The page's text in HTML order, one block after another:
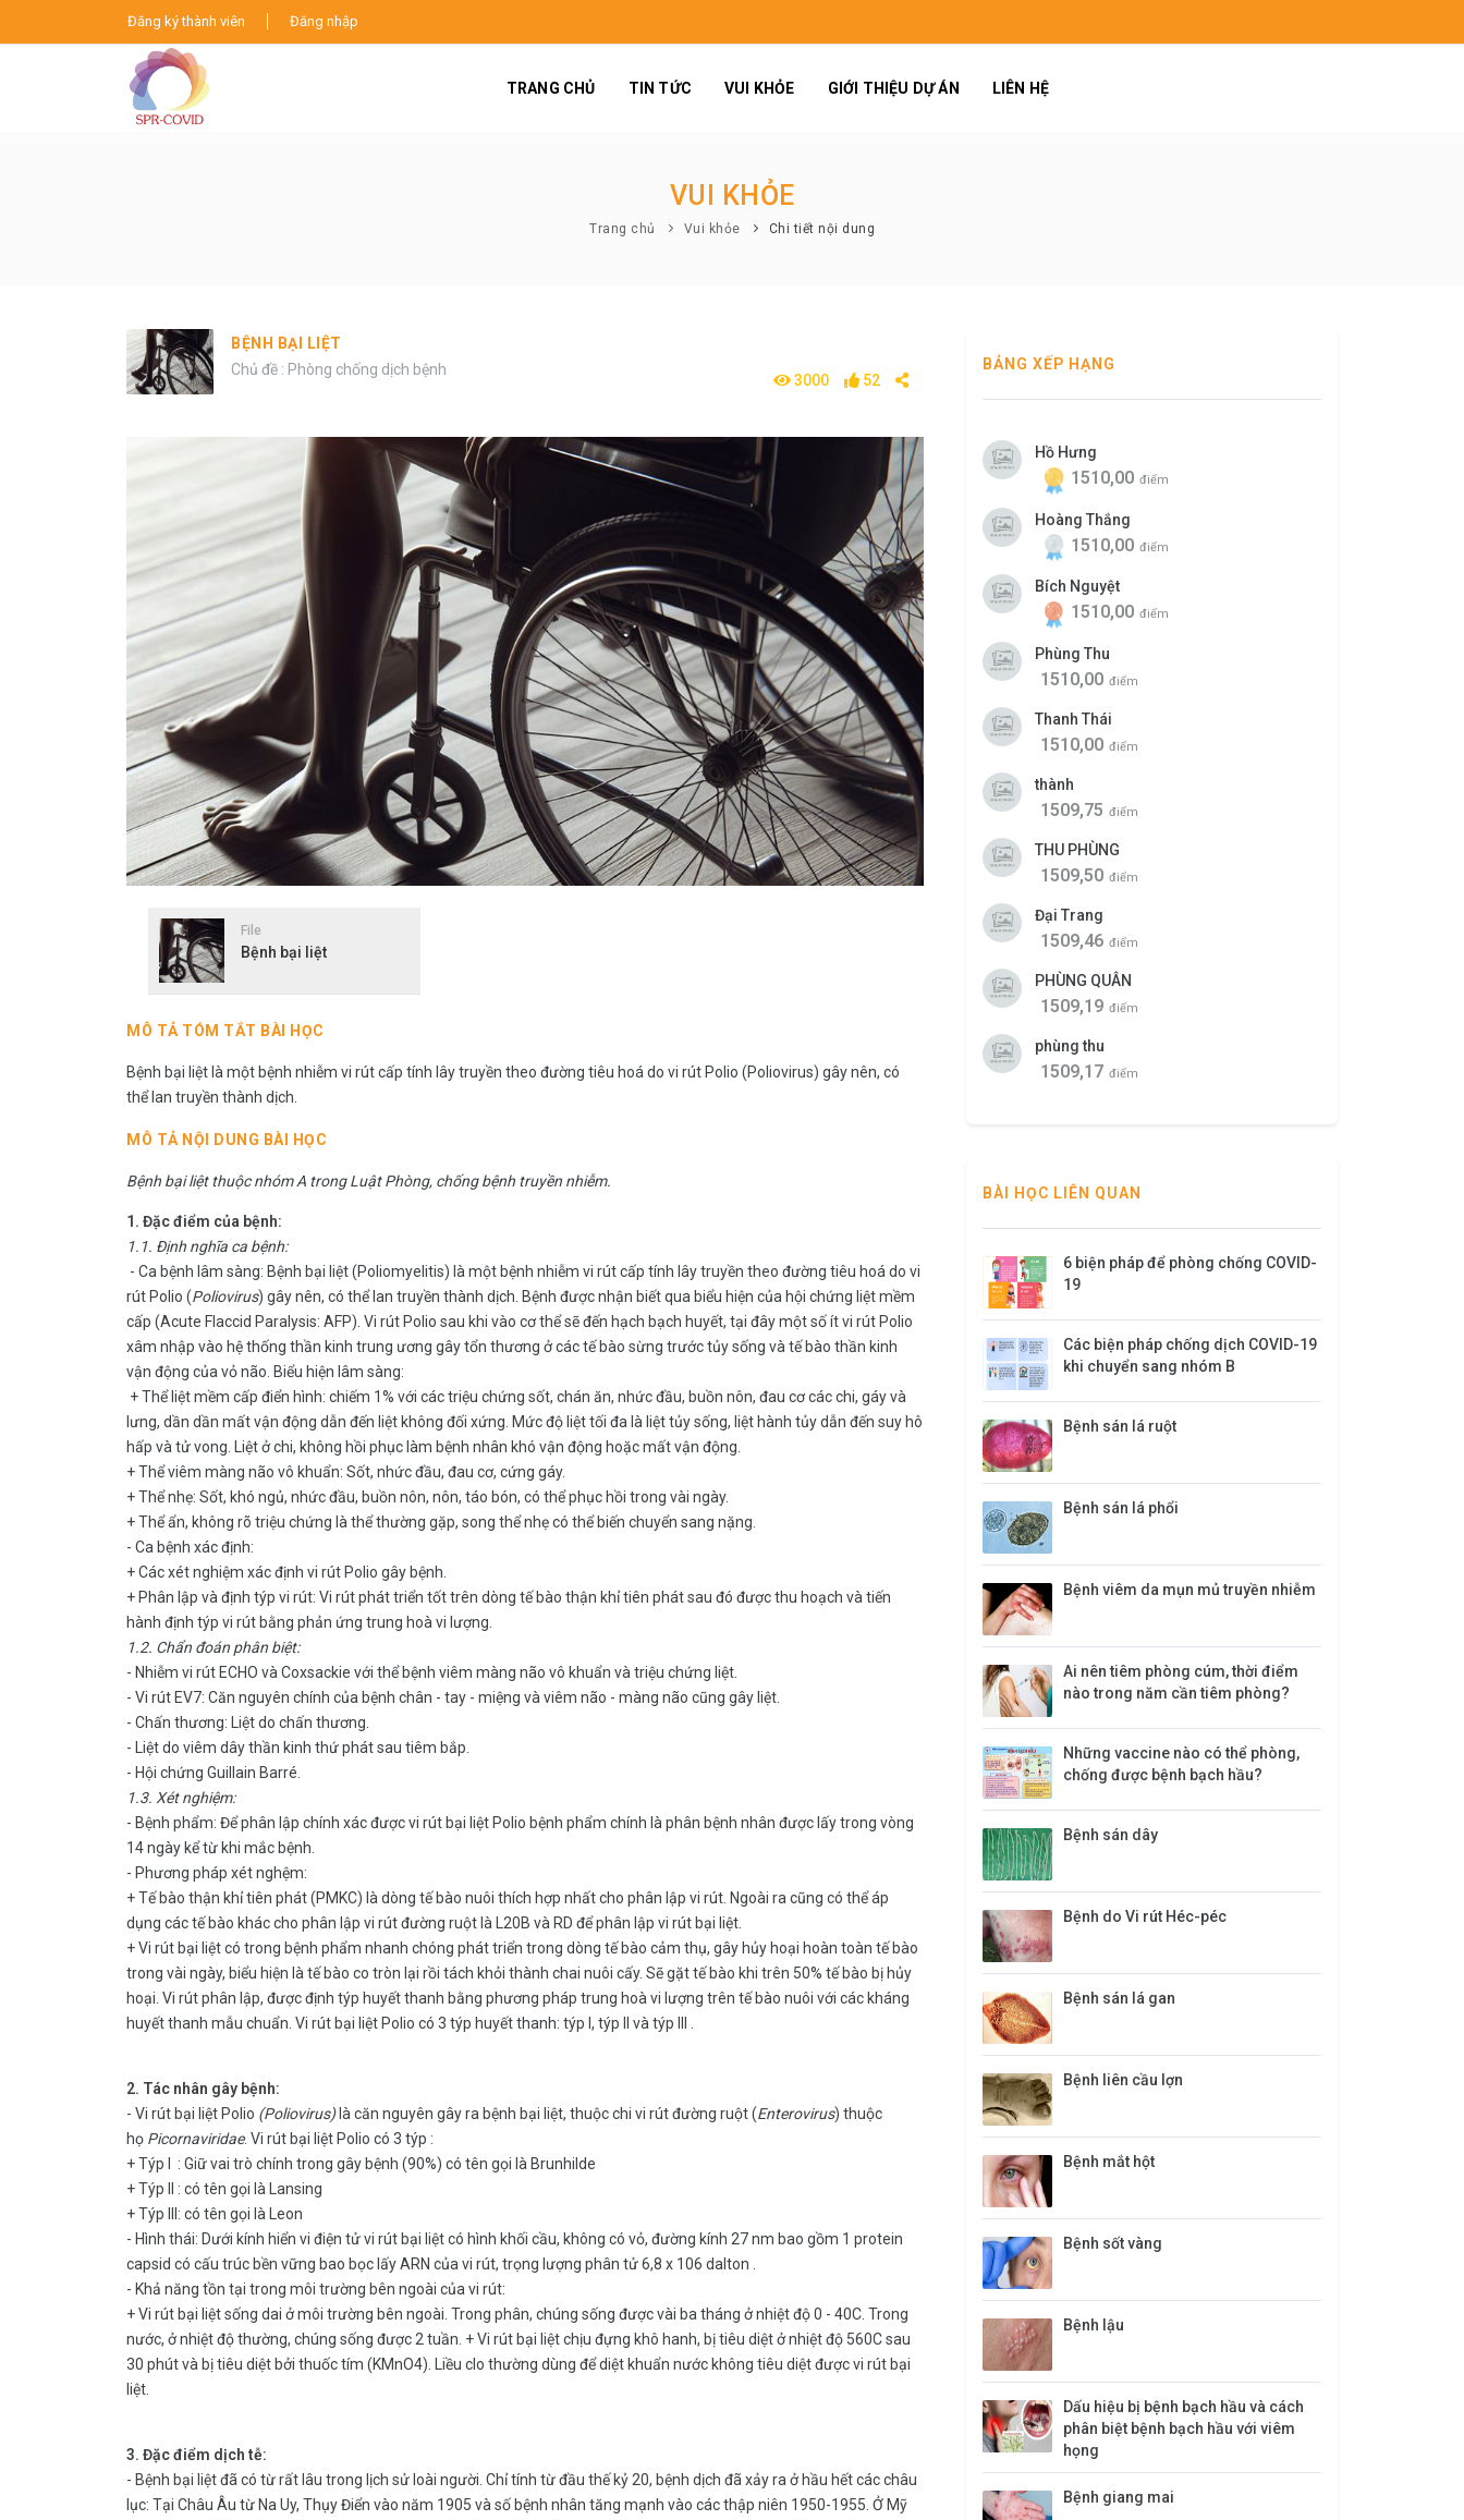
Đăng ký thành viên Đăng nhập
TRANG CHỦ TIN TỨC VUI KHỎE GIỚI THIỆU DỰ ÁN LIÊN HỆ
VUI KHỎE
Trang chủ Vui khỏe Chi tiết nội dung
BỆNH BẠI LIỆT
Chủ đề : Phòng chống dịch bệnh
3000 52
File
Bệnh bại liệt
MÔ TẢ TÓM TẮT BÀI HỌC
Bệnh bại liệt là một bệnh nhiễm vi rút cấp tính lây truyền theo đường tiêu hoá do vi rút Polio (Poliovirus) gây nên, có
thể lan truyền thành dịch.
MÔ TẢ NỘI DUNG BÀI HỌC
Bệnh bại liệt thuộc nhóm A trong Luật Phòng, chống bệnh truyền nhiễm.
1. Đặc điểm của bệnh:
1.1. Định nghĩa ca bệnh:
- Ca bệnh lâm sàng: Bệnh bại liệt (Poliomyelitis) là một bệnh nhiễm vi rút cấp tính lây truyền theo đường tiêu hoá do vi
rút Polio (Poliovirus) gây nên, có thể lan truyền thành dịch. Bệnh được nhận biết qua biểu hiện của hội chứng liệt mềm
cấp (Acute Flaccid Paralysis: AFP). Vi rút Polio sau khi vào cơ thể sẽ đến hạch bạch huyết, tại đây một số ít vi rút Polio
xâm nhập vào hệ thống thần kinh trung ương gây tổn thương ở các tế bào sừng trước tủy sống và tế bào thần kinh
vận động của vỏ não. Biểu hiện lâm sàng:
+ Thể liệt mềm cấp điển hình: chiếm 1% với các triệu chứng sốt, chán ăn, nhức đầu, buồn nôn, đau cơ các chi, gáy và
lưng, dần dần mất vận động dẫn đến liệt không đối xứng. Mức độ liệt tối đa là liệt tủy sống, liệt hành tủy dẫn đến suy hô
hấp và tử vong. Liệt ở chi, không hồi phục làm bệnh nhân khó vận động hoặc mất vận động.
+ Thể viêm màng não vô khuẩn: Sốt, nhức đầu, đau cơ, cứng gáy.
+ Thể nhẹ: Sốt, khó ngủ, nhức đầu, buồn nôn, nôn, táo bón, có thể phục hồi trong vài ngày.
+ Thể ẩn, không rõ triệu chứng là thể thường gặp, song thể nhẹ có thể biến chuyển sang nặng.
- Ca bệnh xác định:
+ Các xét nghiệm xác định vi rút Polio gây bệnh.
+ Phân lập và định týp vi rút: Vi rút phát triển tốt trên dòng tế bào thận khỉ tiên phát sau đó được thu hoạch và tiến
hành định týp vi rút bằng phản ứng trung hoà vi lượng.
1.2. Chẩn đoán phân biệt:
- Nhiễm vi rút ECHO và Coxsackie với thể bệnh viêm màng não vô khuẩn và triệu chứng liệt.
- Vi rút EV7: Căn nguyên chính của bệnh chân - tay - miệng và viêm não - màng não cũng gây liệt.
- Chấn thương: Liệt do chấn thương.
- Liệt do viêm dây thần kinh thứ phát sau tiêm bắp.
- Hội chứng Guillain Barré.
1.3. Xét nghiệm:
- Bệnh phẩm: Để phân lập chính xác được vi rút bại liệt Polio bệnh phẩm chính là phân bệnh nhân được lấy trong vòng
14 ngày kể từ khi mắc bệnh.
- Phương pháp xét nghệm:
+ Tế bào thận khỉ tiên phát (PMKC) là dòng tế bào nuôi thích hợp nhất cho phân lập vi rút. Ngoài ra cũng có thể áp
dụng các tế bào khác cho phân lập vi rút đường ruột là L20B và RD để phân lập vi rút bại liệt.
+ Vi rút bại liệt có trong bệnh phẩm nhanh chóng phát triển trong dòng tế bào cảm thụ, gây hủy hoại hoàn toàn tế bào
trong vài ngày, biểu hiện là tế bào co tròn lại rồi tách khỏi thành chai nuôi cấy. Sẽ gặt tế bào khi trên 50% tế bào bị hủy
hoại. Vi rút phân lập, được định týp huyết thanh bằng phương pháp trung hoà vi lượng trên tế bào nuôi với các kháng
huyết thanh mẫu chuẩn. Vi rút bại liệt Polio có 3 týp huyết thanh: týp I, týp II và týp III .
2. Tác nhân gây bệnh:
- Vi rút bại liệt Polio (Poliovirus)là căn nguyên gây ra bệnh bại liệt, thuộc chi vi rút đường ruột (Enterovirus) thuộc
họ Picornaviridae. Vi rút bại liệt Polio có 3 týp :
+ Týp I : Giữ vai trò chính trong gây bệnh (90%) có tên gọi là Brunhilde
+ Týp II : có tên gọi là Lansing
+ Týp III: có tên gọi là Leon
- Hình thái: Dưới kính hiển vi điện tử vi rút bại liệt có hình khối cầu, không có vỏ, đường kính 27 nm bao gồm 1 protein
capsid có cấu trúc bền vững bao bọc lấy ARN của vi rút, trọng lượng phân tử 6,8 x 106 dalton .
- Khả năng tồn tại trong môi trường bên ngoài của vi rút:
+ Vi rút bại liệt sống dai ở môi trường bên ngoài. Trong phân, chúng sống được vài ba tháng ở nhiệt độ 0 - 40C. Trong
nước, ở nhiệt độ thường, chúng sống được 2 tuần. + Vi rút bại liệt chịu đựng khô hanh, bị tiêu diệt ở nhiệt độ 560C sau
30 phút và bị tiêu diệt bởi thuốc tím (KMnO4). Liều clo thường dùng để diệt khuẩn nước không tiêu diệt được vi rút bại
liệt.
3. Đặc điểm dịch tễ:
- Bệnh bại liệt đã có từ rất lâu trong lịch sử loài người. Chỉ tính từ đầu thế kỷ 20, bệnh dịch đã xảy ra ở hầu hết các châu
lục: Tại Châu Âu từ Na Uy, Thụy Điển vào năm 1905 và số bệnh nhân tăng mạnh vào các thập niên 1950-1955. Ở Mỹ
BẢNG XẾP HẠNG
Hồ Hưng
1510,00 điểm
Hoàng Thắng
1510,00 điểm
Bích Nguyệt
1510,00 điểm
Phùng Thu
1510,00 điểm
Thanh Thái
1510,00 điểm
thành
1509,75 điểm
THU PHÙNG
1509,50 điểm
Đại Trang
1509,46 điểm
PHÙNG QUÂN
1509,19 điểm
phùng thu
1509,17 điểm
BÀI HỌC LIÊN QUAN
6 biện pháp để phòng chống COVID-
19
Các biện pháp chống dịch COVID-19
khi chuyển sang nhóm B
​Bệnh sán lá ruột
​Bệnh sán lá phổi
Bệnh viêm da mụn mủ truyền nhiễm
Ai nên tiêm phòng cúm, thời điểm
nào trong năm cần tiêm phòng?
Những vaccine nào có thể phòng,
chống được bệnh bạch hầu?
​Bệnh sán dây
Bệnh do Vi rút Héc-péc
Bệnh sán lá gan
Bệnh liên cầu lợn
Bệnh mắt hột
Bệnh sốt vàng
Bệnh lậu
Dấu hiệu bị bệnh bạch hầu và cách
phân biệt bệnh bạch hầu với viêm
họng
Bệnh giang mai